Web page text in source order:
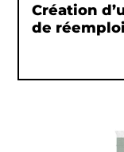
Création
de